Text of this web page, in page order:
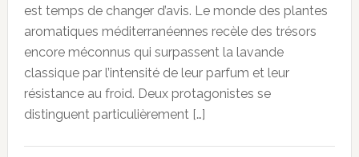
est temps de changer d’avis. Le monde des plantes
aromatiques méditerranéennes recèle des trésors
encore méconnus qui surpassent la lavande
classique par l’intensité de leur parfum et leur
résistance au froid. Deux protagonistes se
distinguent particulièrement […]